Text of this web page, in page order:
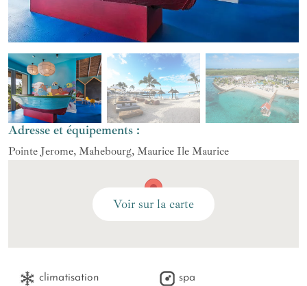
Adresse et équipements :
Pointe Jerome, Mahebourg, Maurice Ile Maurice
climatisation spa